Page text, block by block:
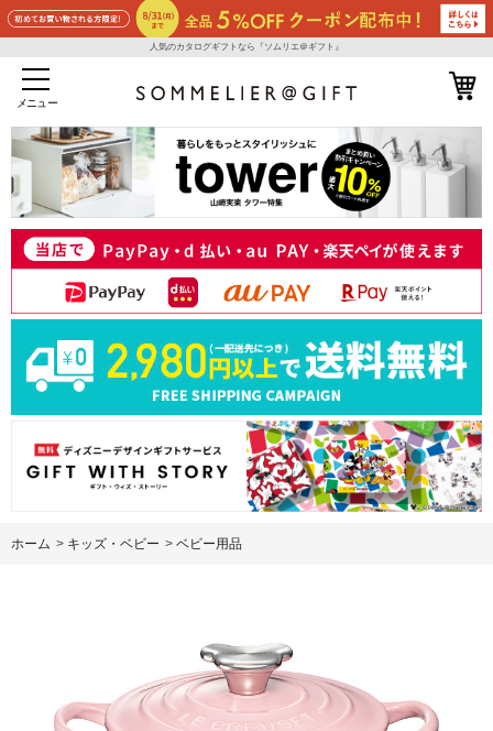
人気のカタログギフトなら『ソムリエ＠ギフト』
メニュー
ホーム > キッズ・ベビー > ベビー用品